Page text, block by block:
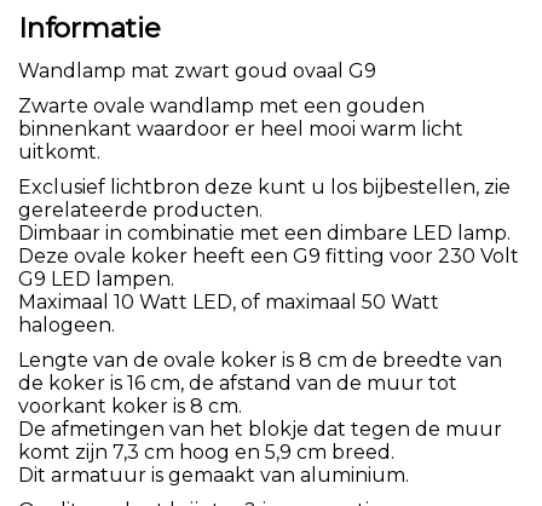
Informatie
Wandlamp mat zwart goud ovaal G9
Zwarte ovale wandlamp met een gouden
binnenkant waardoor er heel mooi warm licht
uitkomt.
Exclusief lichtbron deze kunt u los bijbestellen, zie
gerelateerde producten.
Dimbaar in combinatie met een dimbare LED lamp.
Deze ovale koker heeft een G9 fitting voor 230 Volt
G9 LED lampen.
Maximaal 10 Watt LED, of maximaal 50 Watt
halogeen.
Lengte van de ovale koker is 8 cm de breedte van
de koker is 16 cm, de afstand van de muur tot
voorkant koker is 8 cm.
De afmetingen van het blokje dat tegen de muur
komt zijn 7,3 cm hoog en 5,9 cm breed.
Dit armatuur is gemaakt van aluminium.